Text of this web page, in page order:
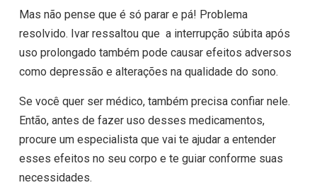
Mas não pense que é só parar e pá! Problema
resolvido. Ivar ressaltou que a interrupção súbita após
uso prolongado também pode causar efeitos adversos
como depressão e alterações na qualidade do sono.
Se você quer ser médico, também precisa confiar nele.
Então, antes de fazer uso desses medicamentos,
procure um especialista que vai te ajudar a entender
esses efeitos no seu corpo e te guiar conforme suas
necessidades.